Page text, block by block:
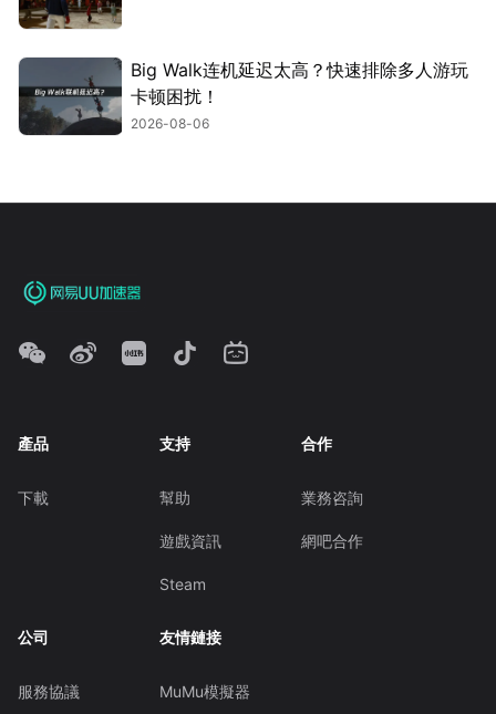
Big Walk连机延迟太高？快速排除多人游玩
卡顿困扰！
2026-08-06
產品
下載
支持
幫助
遊戲資訊
Steam
合作
業務咨詢
網吧合作
公司
服務協議
友情鏈接
MuMu模擬器